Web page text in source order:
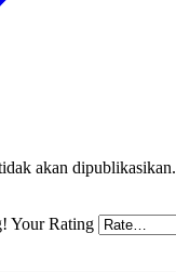
akan dipublikasikan.
Your Rating